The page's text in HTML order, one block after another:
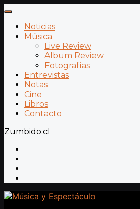
Noticias
Música
Live Review
Album Review
Fotografías
Entrevistas
Notas
Cine
Libros
Contacto
Zumbido.cl